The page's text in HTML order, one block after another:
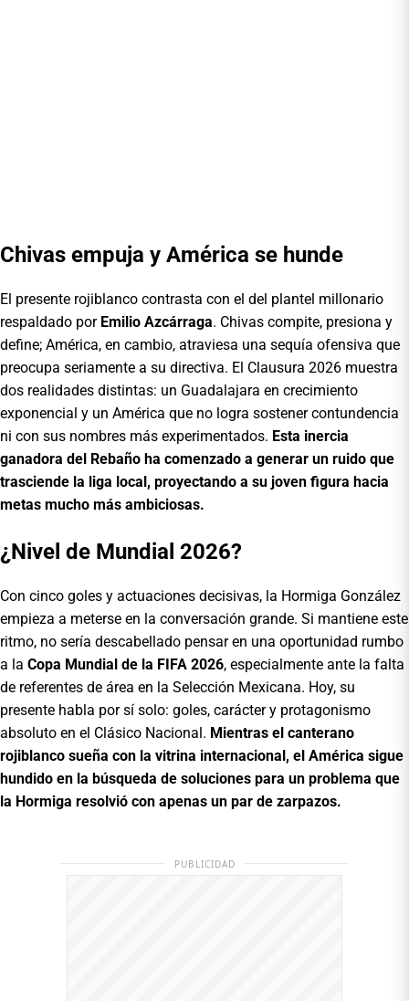
Chivas empuja y América se hunde
El presente rojiblanco contrasta con el del plantel millonario
respaldado por Emilio Azcárraga. Chivas compite, presiona y
define; América, en cambio, atraviesa una sequía ofensiva que
preocupa seriamente a su directiva. El Clausura 2026 muestra
dos realidades distintas: un Guadalajara en crecimiento
exponencial y un América que no logra sostener contundencia
ni con sus nombres más experimentados. Esta inercia
ganadora del Rebaño ha comenzado a generar un ruido que
trasciende la liga local, proyectando a su joven figura hacia
metas mucho más ambiciosas.
¿Nivel de Mundial 2026?
Con cinco goles y actuaciones decisivas, la Hormiga González
empieza a meterse en la conversación grande. Si mantiene este
ritmo, no sería descabellado pensar en una oportunidad rumbo
a la Copa Mundial de la FIFA 2026, especialmente ante la falta
de referentes de área en la Selección Mexicana. Hoy, su
presente habla por sí solo: goles, carácter y protagonismo
absoluto en el Clásico Nacional. Mientras el canterano
rojiblanco sueña con la vitrina internacional, el América sigue
hundido en la búsqueda de soluciones para un problema que
la Hormiga resolvió con apenas un par de zarpazos.
PUBLICIDAD